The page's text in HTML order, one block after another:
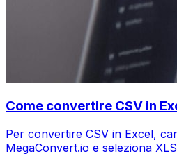
Come convertire CSV in
Per convertire CSV in Excel,
MegaConvert.io e seleziona